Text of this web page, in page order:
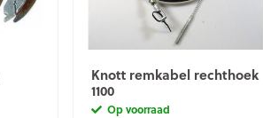
Knott remkabel rechthoek
1100
Op voorraad